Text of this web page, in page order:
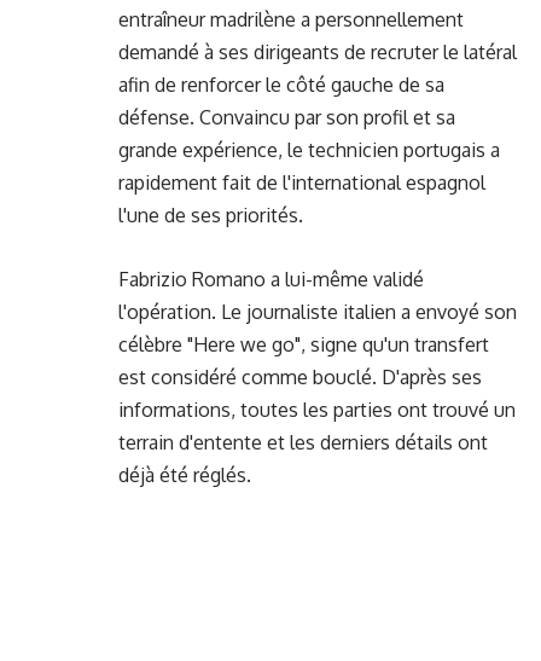
entraîneur madrilène a personnellement
demandé à ses dirigeants de recruter le latéral
afin de renforcer le côté gauche de sa
défense. Convaincu par son profil et sa
grande expérience, le technicien portugais a
rapidement fait de l'international espagnol
l'une de ses priorités.
Fabrizio Romano a lui-même validé
l'opération. Le journaliste italien a envoyé son
célèbre "Here we go", signe qu'un transfert
est considéré comme bouclé. D'après ses
informations, toutes les parties ont trouvé un
terrain d'entente et les derniers détails ont
déjà été réglés.